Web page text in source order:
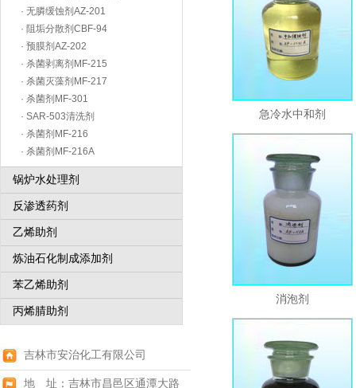
· 无膦缓蚀剂AZ-201
· 阻垢分散剂CBF-94
· 预膜剂AZ-202
· 杀菌剥离剂MF-215
· 杀菌灭藻剂MF-217
· 杀菌剂MF-301
· SAR-503清洗剂
· 杀菌剂MF-216
· 杀菌剂MF-216A
锅炉水处理剂
反渗透药剂
乙烯助剂
炼油石化制成添加剂
苯乙烯助剂
丙烯腈助剂
吉林市安治化工有限公司
地 址：吉林市昌邑区通潭大路
急冷水中和剂
消泡剂